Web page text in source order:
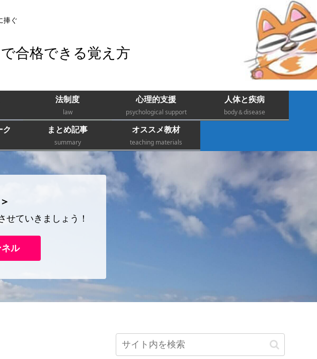
捧ぐ
合格できる覚え方
法制度
law
心理的支援
psychological support
人体と疾病
body＆disease
ク
まとめ記事
summary
オススメ教材
teaching materials
せていきましょう！
ル